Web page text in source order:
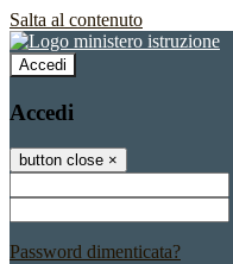
Salta al contenuto
Accedi
Accedi
button close ×
Password dimenticata?